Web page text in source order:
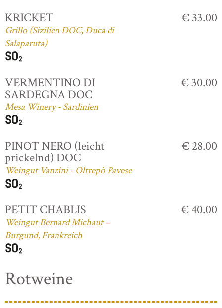
KRICKET
Grillo (Sizilien DOC, Duca di
Salaparuta)
€ 33.00
VERMENTINO DI
SARDEGNA DOC
Mesa Winery - Sardinien
€ 30.00
PINOT NERO (leicht
prickelnd) DOC
Weingut Vanzini - Oltrepò Pavese
€ 28.00
PETIT CHABLIS
Weingut Bernard Michaut –
Burgund, Frankreich
€ 40.00
Rotweine